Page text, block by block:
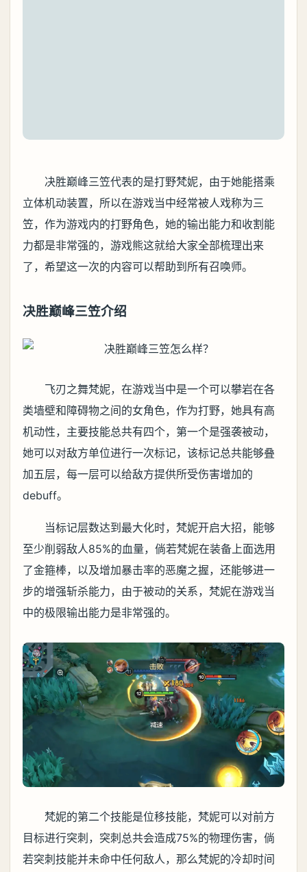
决胜巅峰三笠代表的是打野梵妮，由于她能搭乘
立体机动装置，所以在游戏当中经常被人戏称为三
笠，作为游戏内的打野角色，她的输出能力和收割能
力都是非常强的，游戏熊这就给大家全部梳理出来
了，希望这一次的内容可以帮助到所有召唤师。
决胜巅峰三笠介绍
飞刃之舞梵妮，在游戏当中是一个可以攀岩在各
类墙壁和障碍物之间的女角色，作为打野，她具有高
机动性，主要技能总共有四个，第一个是强袭被动，
她可以对敌方单位进行一次标记，该标记总共能够叠
加五层，每一层可以给敌方提供所受伤害增加的
debuff。
当标记层数达到最大化时，梵妮开启大招，能够
至少削弱敌人85%的血量，倘若梵妮在装备上面选用
了金箍棒，以及增加暴击率的恶魔之握，还能够进一
步的增强斩杀能力，由于被动的关系，梵妮在游戏当
中的极限输出能力是非常强的。
梵妮的第二个技能是位移技能，梵妮可以对前方
目标进行突刺，突刺总共会造成75%的物理伤害，倘
若突刺技能并未命中任何敌人，那么梵妮的冷却时间